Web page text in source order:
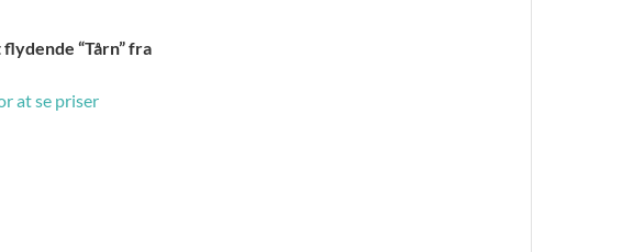
“Tårn” fra
at se priser